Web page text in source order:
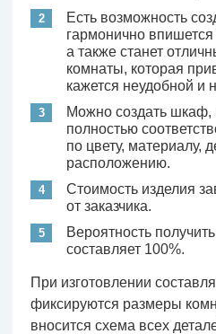
Есть возможность
гармонично
а также станет
комнаты, которая
кажется неудобной и
Можно создать шкаф,
полностью
по цвету, материалу,
расположению.
Стоимость изделия
от заказчика.
Вероятность
составляет 100%.
При изготовлении
фиксируются размеры
вносится схема всех